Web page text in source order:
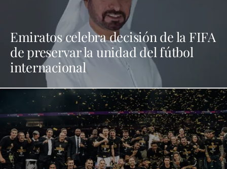
Emiratos celebra decisión de la FIFA
de preservar la unidad del fútbol
internacional